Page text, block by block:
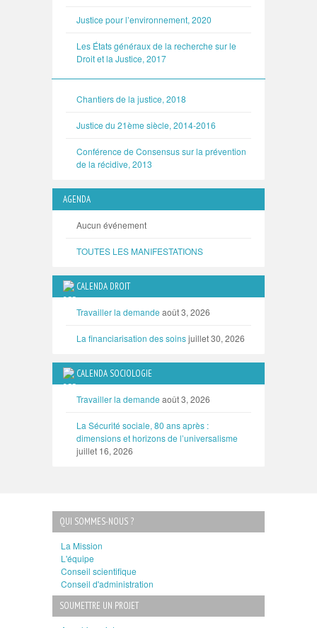
Justice pour l’environnement, 2020
Les États généraux de la recherche sur le
Droit et la Justice, 2017
Chantiers de la justice, 2018
Justice du 21ème siècle, 2014-2016
Conférence de Consensus sur la prévention
de la récidive, 2013
AGENDA
Aucun événement
TOUTES LES MANIFESTATIONS
CALENDA DROIT
Travailler la demande août 3, 2026
La financiarisation des soinsjuillet 30, 2026
CALENDA SOCIOLOGIE
Travailler la demande août 3, 2026
La Sécurité sociale, 80 ans après :
dimensions et horizons de l’universalisme
juillet 16, 2026
QUI SOMMES-NOUS ?
La Mission
L'équipe
Conseil scientifique
Conseil d'administration
SOUMETTRE UN PROJET